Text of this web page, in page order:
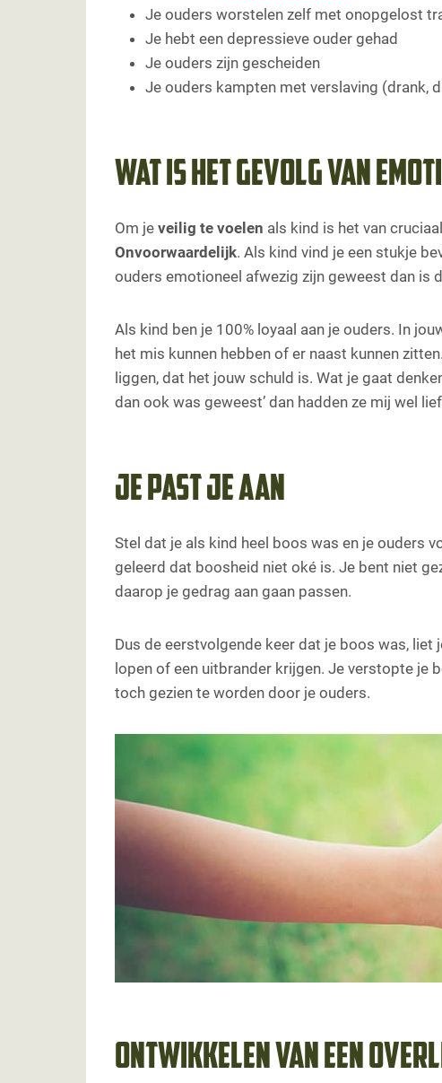
Je ouders worstelen zelf met onopgelost
Je hebt een depressieve ouder gehad
Je ouders zijn gescheiden
Je ouders kampten met verslaving (drank,
Wat is het gevolg van
Om je veilig te voelen als kind is het van
Onvoorwaardelijk. Als kind vind je een stukje
ouders emotioneel afwezig zijn geweest dan is
Als kind ben je 100% loyaal aan je ouders. In
het mis kunnen hebben of er naast kunnen
liggen, dat het jouw schuld is. Wat je gaat
dan ook was geweest’ dan hadden ze mij wel
Je past je aan
Stel dat je als kind heel boos was en je ouders
geleerd dat boosheid niet oké is. Je bent niet
daarop je gedrag aan gaan passen.
Dus de eerstvolgende keer dat je boos was, liet
lopen of een uitbrander krijgen. Je verstopte je
toch gezien te worden door je ouders.
Ontwikkelen van een